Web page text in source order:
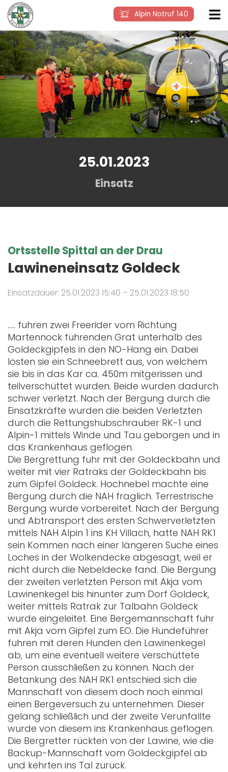
Alpin Notruf 140
25.01.2023
Einsatz
Ortsstelle Spittal an der Drau
Lawineneinsatz Goldeck
Einsatzdauer: 25.01.2023 15:40 – 25.01.2023 18:50
..... fuhren zwei Freerider vom Richtung
Martennock führenden Grat unterhalb des
Goldeckgipfels in den NO-Hang ein. Dabei
lösten sie ein Schneebrett aus, von welchem
sie bis in das Kar ca. 450m mitgerissen und
teilverschüttet wurden. Beide wurden dadurch
schwer verletzt. Nach der Bergung durch die
Einsatzkräfte wurden die beiden Verletzten
durch die Rettungshubschrauber RK-1 und
Alpin-1 mittels Winde und Tau geborgen und in
das Krankenhaus geflogen.
Die Bergrettung fuhr mit der Goldeckbahn und
weiter mit vier Ratraks der Goldeckbahn bis
zum Gipfel Goldeck. Hochnebel machte eine
Bergung durch die NAH fraglich. Terrestrische
Bergung wurde vorbereitet. Nach der Bergung
und Abtransport des ersten Schwerverletzten
mittels NAH Alpin 1 ins KH Villach, hatte NAH RK1
sein Kommen nach einer längeren Suche eines
Loches in der Wolkendecke abgesagt, weil er
nicht durch die Nebeldecke fand. Die Bergung
der zweiten verletzten Person mit Akja vom
Lawinenkegel bis hinunter zum Dorf Goldeck,
weiter mittels Ratrak zur Talbahn Goldeck
wurde eingeleitet. Eine Bergemannschaft fuhr
mit Akja vom Gipfel zum EO. Die Hundeführer
fuhren mit deren Hunden den Lawinenkegel
ab, um eine eventuell weitere verschüttete
Person ausschließen zu können. Nach der
Betankung des NAH RK1 entschied sich die
Mannschaft von diesem doch noch einmal
einen Bergeversuch zu unternehmen. Dieser
gelang schließlich und der zweite Verunfallte
wurde von diesem ins Krankenhaus geflogen.
Die Bergretter rückten von der Lawine, wie die
Backup-Mannschaft vom Goldeckgipfel ab
und kehrten ins Tal zurück.